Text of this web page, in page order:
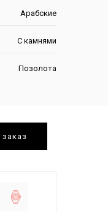
Арабские
С камнями
Позолота